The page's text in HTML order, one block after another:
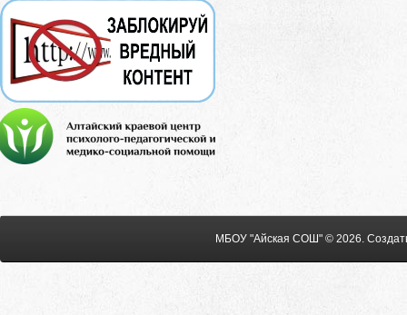
МБОУ "Айская СОШ" © 2026.